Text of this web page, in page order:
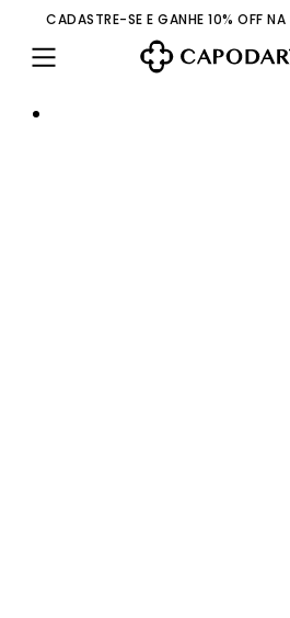
CADASTRE-SE E GANHE 10% OFF